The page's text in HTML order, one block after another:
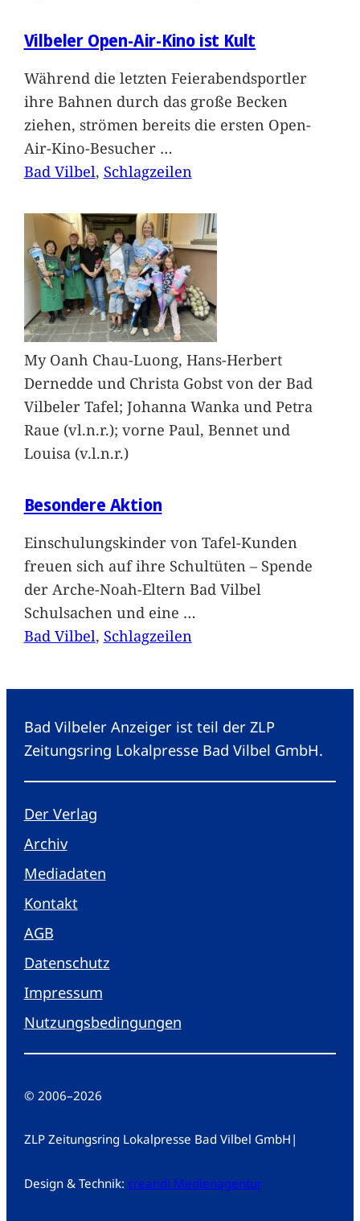
Vilbeler Open-Air-Kino ist Kult
Während die letzten Feierabendsportler
ihre Bahnen durch das große Becken
ziehen, strömen bereits die ersten Open-
Air-Kino-Besucher …
Bad Vilbel, Schlagzeilen
My Oanh Chau-Luong, Hans-Herbert
Dernedde und Christa Gobst von der Bad
Vilbeler Tafel; Johanna Wanka und Petra
Raue (vl.n.r.); vorne Paul, Bennet und
Louisa (v.l.n.r.)
Besondere Aktion
Einschulungskinder von Tafel-Kunden
freuen sich auf ihre Schultüten – Spende
der Arche-Noah-Eltern Bad Vilbel
Schulsachen und eine …
Bad Vilbel, Schlagzeilen
Bad Vilbeler Anzeiger ist teil der ZLP
Zeitungsring Lokalpresse Bad Vilbel GmbH.
Der Verlag
Archiv
Mediadaten
Kontakt
AGB
Datenschutz
Impressum
Nutzungsbedingungen
© 2006–2026
ZLP Zeitungsring Lokalpresse Bad Vilbel GmbH |
Design & Technik: creandi Medienagentur